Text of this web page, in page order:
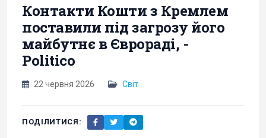
Контакти Кошти з Кремлем
поставили під загрозу його
майбутнє в Єврораді, -
Politico
22 червня 2026 Світ
ПОДІЛИТИСЯ: